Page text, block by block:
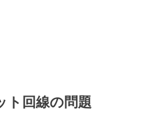
ト回線の問題